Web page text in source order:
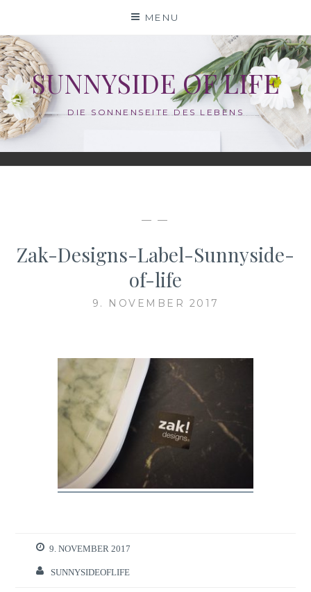
content
MENU
SUNNYSIDE OF LIFE
DIE SONNENSEITE DES LEBENS
— —
Zak-Designs-Label-Sunnyside-
of-life
9. NOVEMBER 2017
9. NOVEMBER 2017
SUNNYSIDEOFLIFE